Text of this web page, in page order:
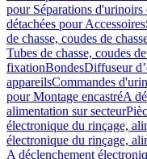
pour Séparations d'urinoirs
détachées pour Accessoires
de chasse, coudes de
Tubes de chasse, coudes
fixationBondesDiffuseur
appareilsCommandes
pour Montage encastréA
alimentation sur secteur
électronique du rinçage,
électronique du rinçage,
A déclenchement